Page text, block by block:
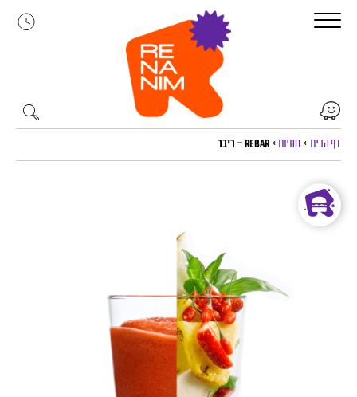
לתוכן
דף הבית > חנויות> rebar – ריבר